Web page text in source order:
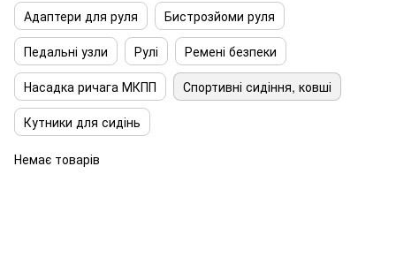
Адаптери для руля
Бистрозйоми руля
Педальні узли
Рулі
Ремені безпеки
Насадка ричага МКПП
Спортивні сидіння, ковші
Кутники для сидінь
Немає товарів